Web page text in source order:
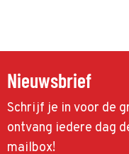
Nieuwsbrief
Schrijf je in voor de
ontvang iedere dag
mailbox!